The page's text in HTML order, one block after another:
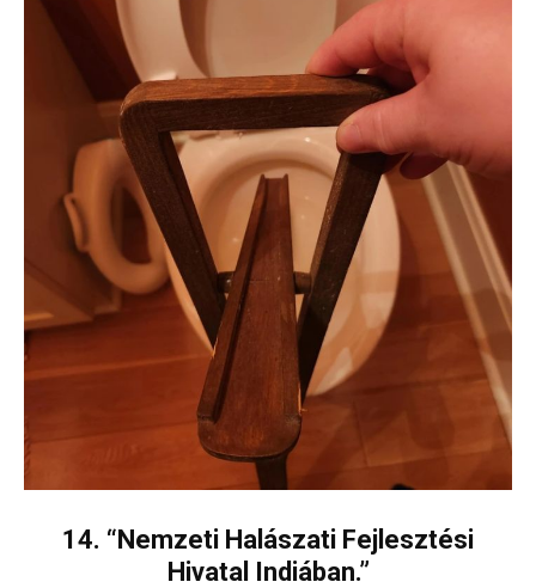
14. “Nemzeti Halászati Fejlesztési
Hivatal Indiában.”